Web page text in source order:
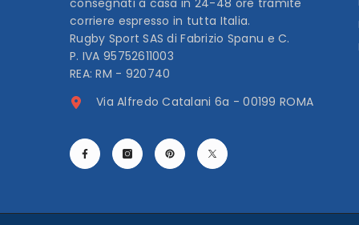
consegnati a casa in 24-48 ore tramite
corriere espresso in tutta Italia.
Rugby Sport SAS di Fabrizio Spanu e C.
P. IVA 95752611003
REA: RM - 920740
Via Alfredo Catalani 6a - 00199 ROMA